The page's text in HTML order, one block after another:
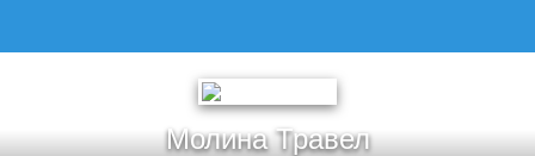
Молина Травел